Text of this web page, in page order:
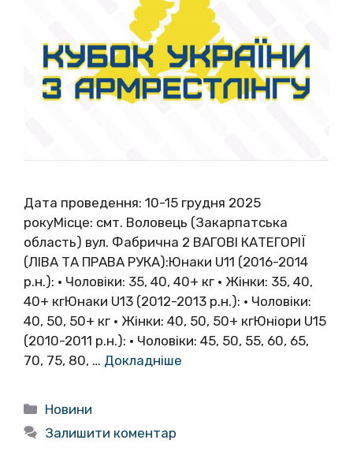
Дата проведення: 10-15 грудня 2025
рокуМісце: смт. Воловець (Закарпатська
область) вул. Фабрична 2 ВАГОВІ КАТЕГОРІЇ
(ЛІВА ТА ПРАВА РУКА):Юнаки U11 (2016-2014
р.н.): • Чоловіки: 35, 40, 40+ кг • Жінки: 35, 40,
40+ кгЮнаки U13 (2012-2013 р.н.): • Чоловіки:
40, 50, 50+ кг • Жінки: 40, 50, 50+ кгЮніори U15
(2010-2011 р.н.): • Чоловіки: 45, 50, 55, 60, 65,
70, 75, 80, … Докладніше
Категорії
Новини
Залишити коментар